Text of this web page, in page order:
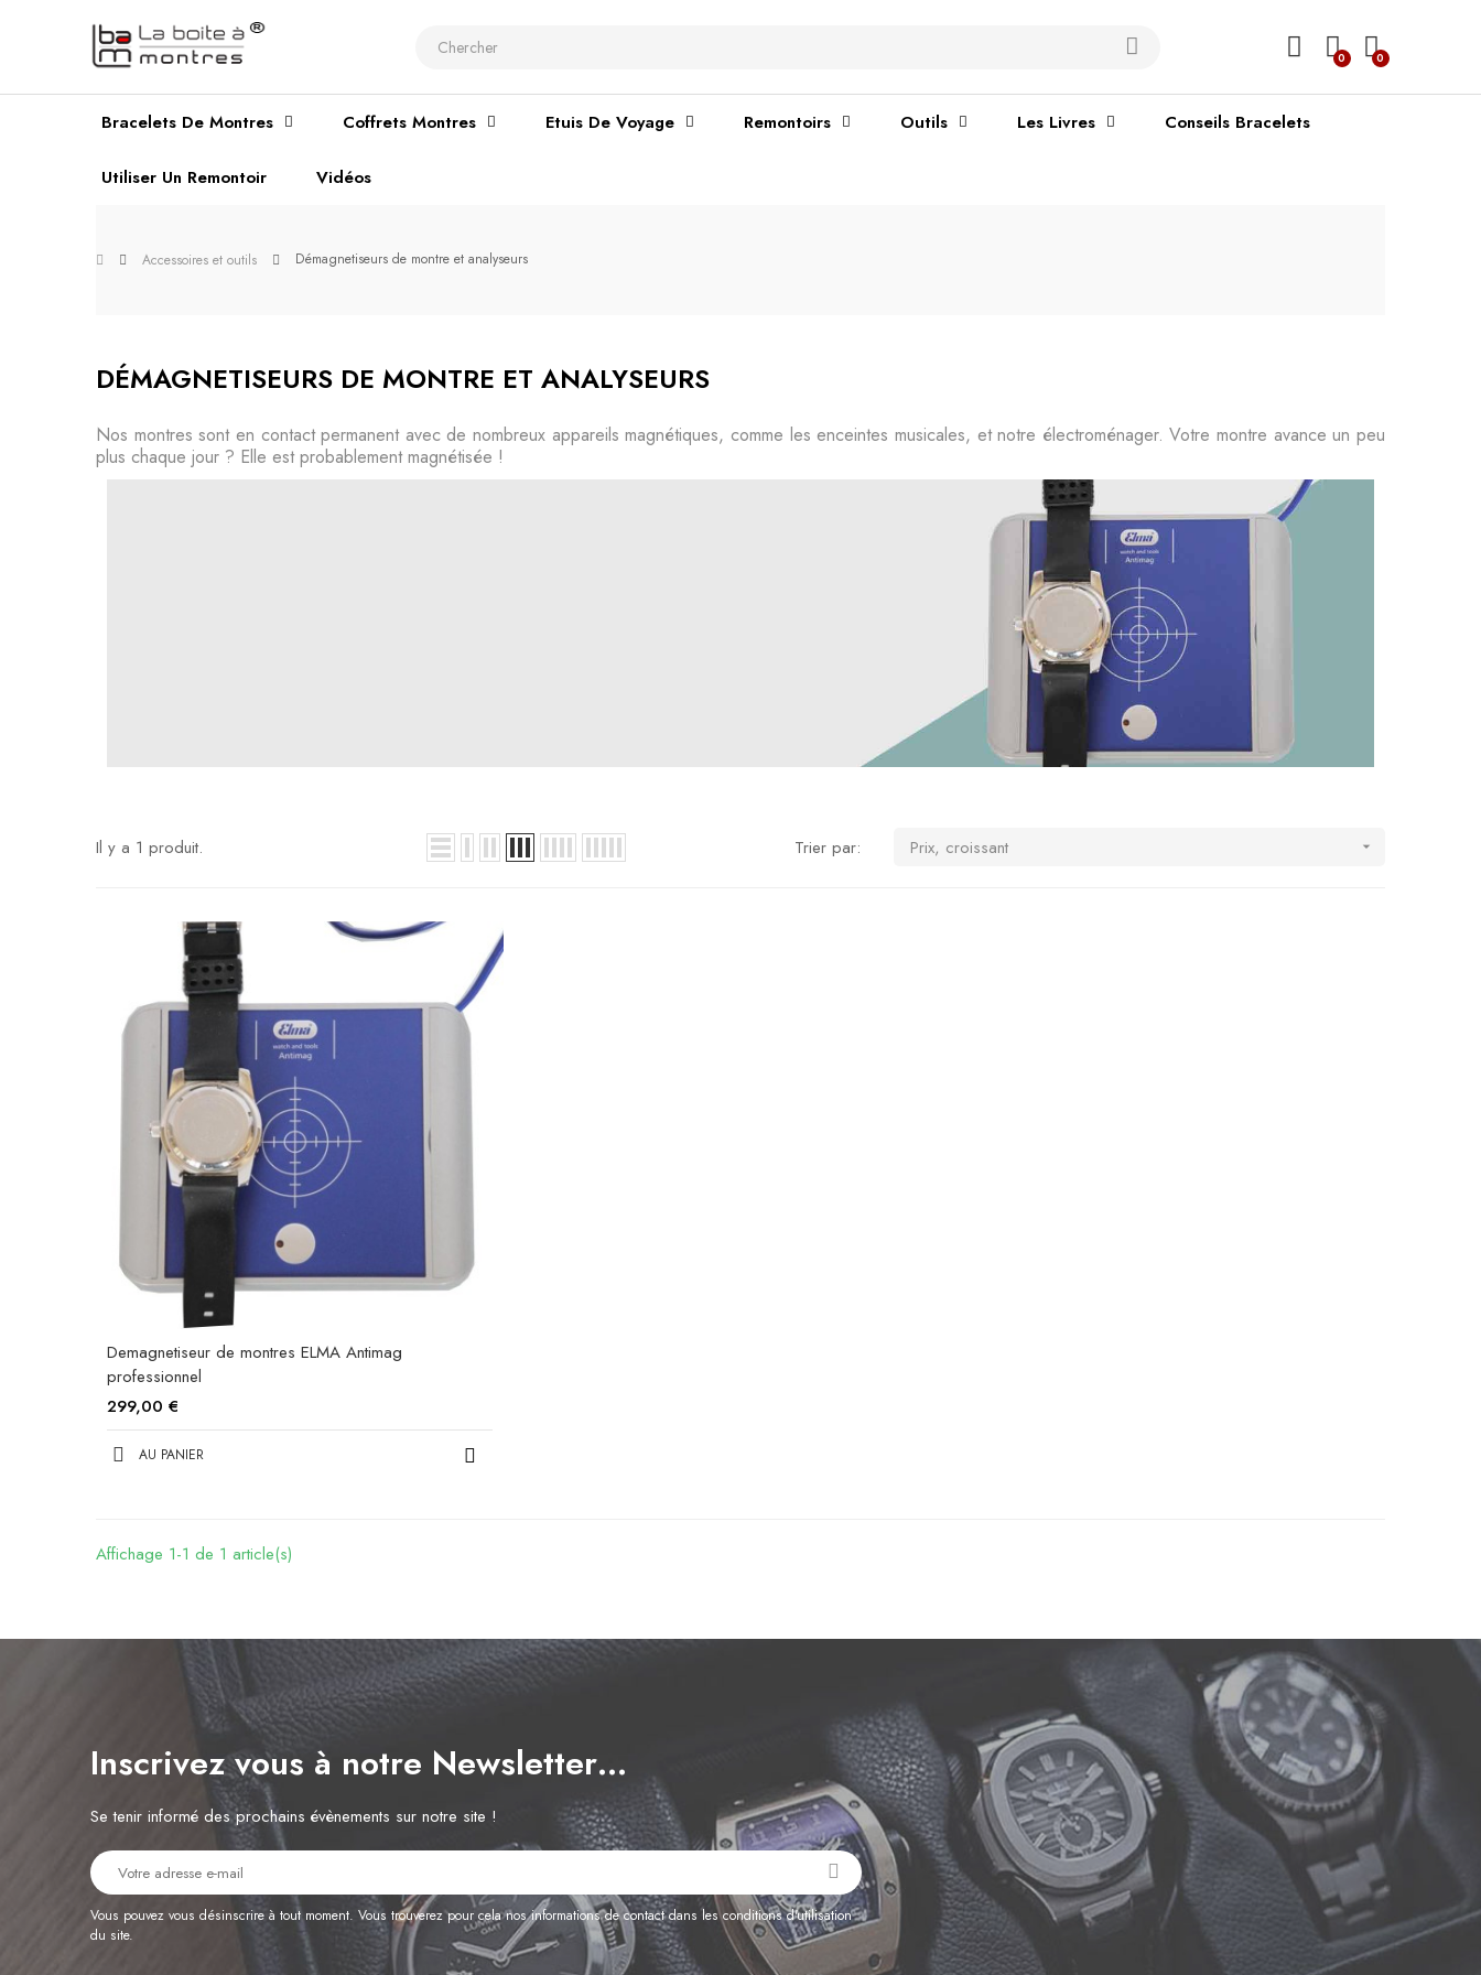
0 0
Bracelets De Montres Coffrets Montres Etuis De Voyage Remontoirs Outils Les Livres Conseils Bracelets
Utiliser Un Remontoir Vidéos
Accessoires et outils Démagnetiseurs de montre et analyseurs
DÉMAGNETISEURS DE MONTRE ET ANALYSEURS
Nos montres sont en contact permanent avec de nombreux appareils magnétiques, comme les enceintes musicales, et notre électroménager. Votre montre avance un peu
plus chaque jour ? Elle est probablement magnétisée !
Il y a 1 produit. Trier par: Prix, croissant 
Demagnetiseur de montres ELMA Antimag
professionnel
299,00 €
AU PANIER
Affichage 1-1 de 1 article(s)
Inscrivez vous à notre Newsletter…
Se tenir informé des prochains évènements sur notre site !
Vous pouvez vous désinscrire à tout moment. Vous trouverez pour cela nos informations de contact dans les conditions d'utilisation
du site.